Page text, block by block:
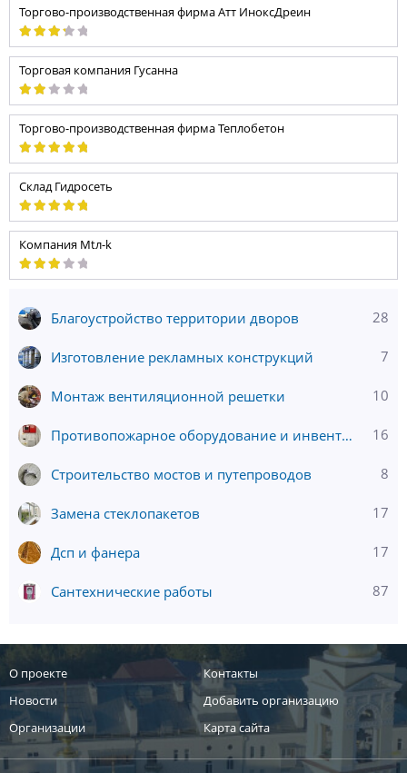
Торгово-производственная фирма Атт ИноксДреин
Торговая компания Гусанна
Торгово-производственная фирма Теплобетон
Склад Гидросеть
Компания Mtл-k
Благоустройство территории дворов 28
Изготовление рекламных конструкций 7
Монтаж вентиляционной решетки 10
Противопожарное оборудование и инвентарь 16
Строительство мостов и путепроводов 8
Замена стеклопакетов 17
Дсп и фанера 17
Сантехнические работы 87
О проекте
Новости
Организации
Контакты
Добавить организацию
Карта сайта